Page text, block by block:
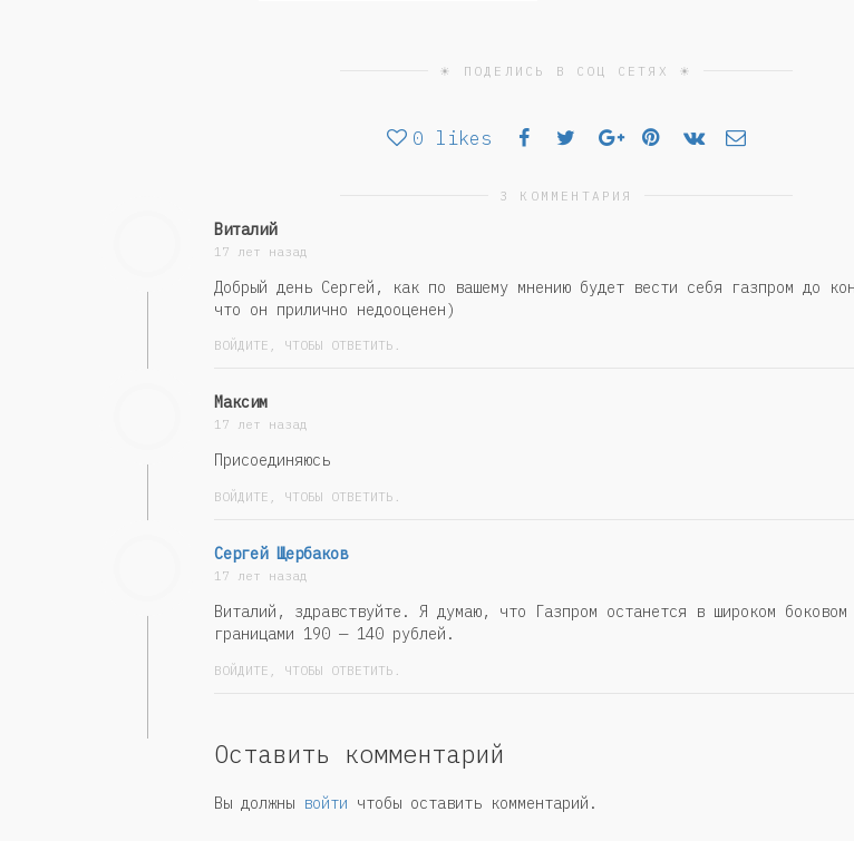
☀ ПОДЕЛИСЬ В СОЦ СЕТЯХ ☀
0 likes
3 КОММЕНТАРИЯ
Виталий
17 лет назад
Добрый день Сергей, как по вашему мнению будет вести себя газпром до
что он прилично недооценен)
ВОЙДИТЕ, ЧТОБЫ ОТВЕТИТЬ.
Максим
17 лет назад
Присоединяюсь
ВОЙДИТЕ, ЧТОБЫ ОТВЕТИТЬ.
Сергей Щербаков
17 лет назад
Виталий, здравствуйте. Я думаю, что Газпром останется в широком боковом
границами 190 — 140 рублей.
ВОЙДИТЕ, ЧТОБЫ ОТВЕТИТЬ.
Оставить комментарий
Вы должны войти чтобы оставить комментарий.